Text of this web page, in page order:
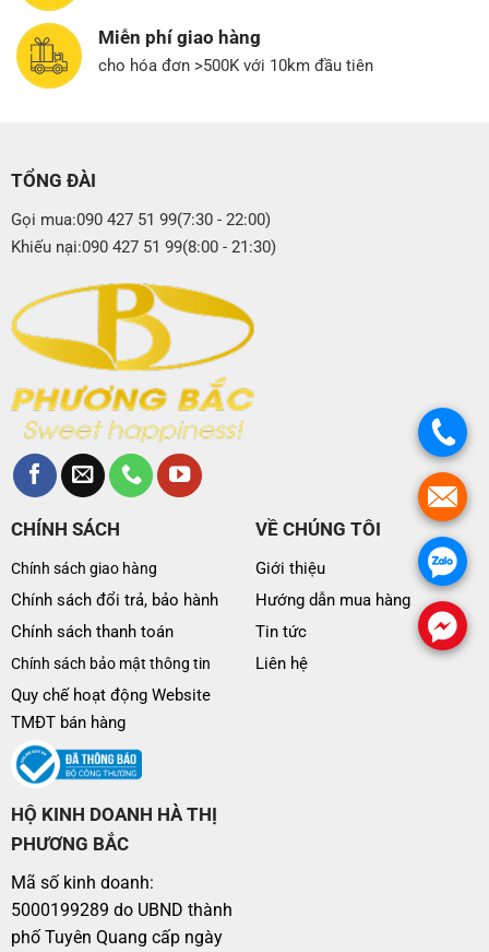
Miễn phí giao hàng
cho hóa đơn >500K với 10km đầu tiên
TỔNG ĐÀI
Gọi mua:090 427 51 99(7:30 - 22:00)
Khiếu nại:090 427 51 99(8:00 - 21:30)
CHÍNH SÁCH
Chính sách giao hàng
Chính sách đổi trả, bảo hành
Chính sách thanh toán
Chính sách bảo mật thông tin
Quy chế hoạt động Website
TMĐT bán hàng
VỀ CHÚNG TÔI
Giới thiệu
Hướng dẫn mua hàng
Tin tức
Liên hệ
HỘ KINH DOANH HÀ THỊ
PHƯƠNG BẮC
Mã số kinh doanh:
5000199289 do UBND thành
phố Tuyên Quang cấp ngày
.
.
.
.